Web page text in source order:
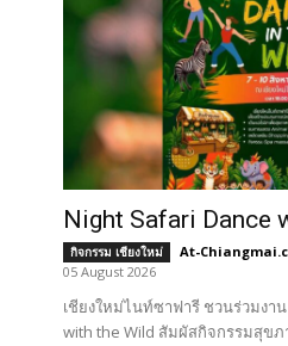
Night Safari Dance
กิจกรรม เชียงใหม่ At-
05 August 2026
เชียงใหม่ไนท์ซาฟารี ชวนร่วมงา
with the Wild สัมผัสกิจกรรมสุข